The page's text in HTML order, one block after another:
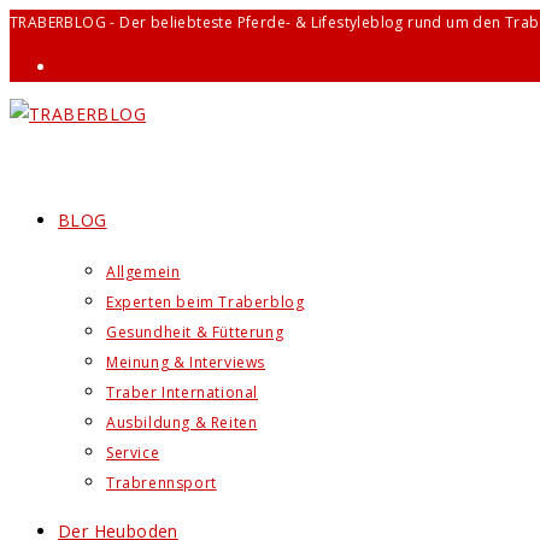
Zum
springen
TRABERBLOG - Der beliebteste Pferde- & Lifestyleblog rund um den
BLOG
Allgemein
Experten beim Traberblog
Gesundheit & Fütterung
Meinung & Interviews
Traber International
Ausbildung & Reiten
Service
Trabrennsport
Der Heuboden